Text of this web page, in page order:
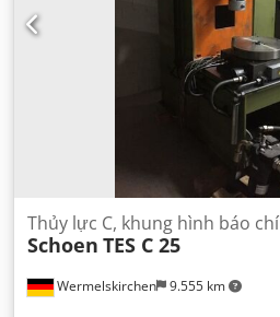
Wermelskirchen 9.555 km
Thủy lực C, khung hình báo chí
Schoen TES C 25